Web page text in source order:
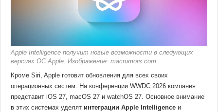
Apple Intelligence получит новые возможности в следующих
версиях ОС Apple. Изображение: macrumors.com
Кроме Siri, Apple готовит обновления для всех своих
операционных систем. На конференции WWDC 2026 компания
представит iOS 27, macOS 27 и watchOS 27. Основное внимание
в этих системах уделят интеграции Apple Intelligence и